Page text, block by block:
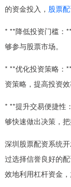
的资金投入， 股票
* **降低投资门槛：
够参与股票市场。
* **优化投资策略：
资策略，提高投资效
* **提升交易便捷性
够快速做出决策，把
深圳股票配资系统
过选择信誉良好的
效地利用杠杆资金